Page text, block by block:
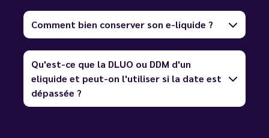
Comment bien conserver son e-liquide ?
Qu'est-ce que la DLUO ou DDM d'un
eliquide et peut-on l'utiliser si la date est
dépassée ?